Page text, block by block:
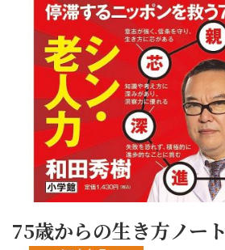
75歳からの生き方ノート